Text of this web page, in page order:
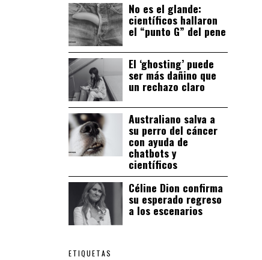
No es el glande:
científicos hallaron
el “punto G” del pene
El ‘ghosting’ puede
ser más dañino que
un rechazo claro
Australiano salva a
su perro del cáncer
con ayuda de
chatbots y
científicos
Céline Dion confirma
su esperado regreso
a los escenarios
ETIQUETAS